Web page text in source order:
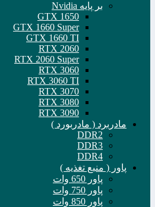
بر پایه Nvidia
GTX 1650
GTX 1660 Super
GTX 1660 TI
RTX 2060
RTX 2060 Super
RTX 3060
RTX 3060 TI
RTX 3070
RTX 3080
RTX 3090
مادربرد ( مادربورد )
DDR2
DDR3
DDR4
پاور ( منبع تغذیه )
پاور 650 وات
پاور 750 وات
پاور 850 وات